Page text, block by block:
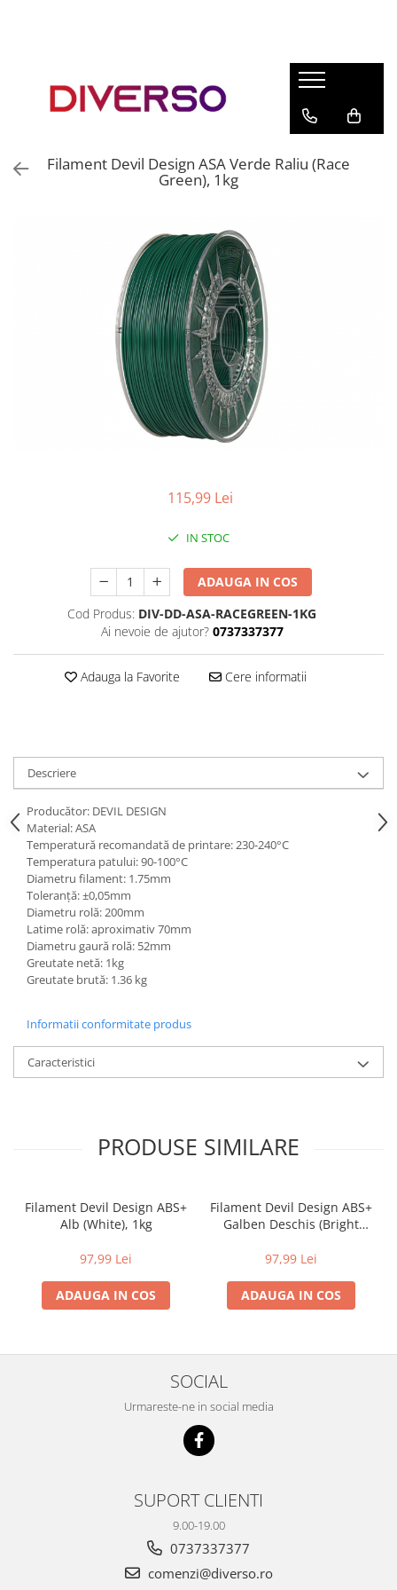
ASA
Filament Devil Design ASA Verde Raliu (Race
Green), 1kg
115,99 Lei
IN STOC
ADAUGA IN COS
Cod Produs: DIV-DD-ASA-RACEGREEN-1KG
Ai nevoie de ajutor? 0737337377
Adauga la Favorite Cere informatii
Descriere
Producător: DEVIL DESIGN
Material: ASA
Temperatură recomandată de printare: 230-240°C
Temperatura patului: 90-100°C
Diametru filament: 1.75mm
Toleranță: ±0,05mm
Diametru rolă: 200mm
Latime rolă: aproximativ 70mm
Diametru gaură rolă: 52mm
Greutate netă: 1kg
Greutate brută: 1.36 kg
Informatii conformitate produs
Caracteristici
PRODUSE SIMILARE
Filament Devil Design ABS+
Alb (White), 1kg
97,99 Lei
ADAUGA IN COS
Filament Devil Design ABS+
Galben Deschis (Bright
97,99 Lei
ADAUGA IN COS
SOCIAL
Urmareste-ne in social media
SUPORT CLIENTI
9.00-19.00
0737337377
comenzi@diverso.ro